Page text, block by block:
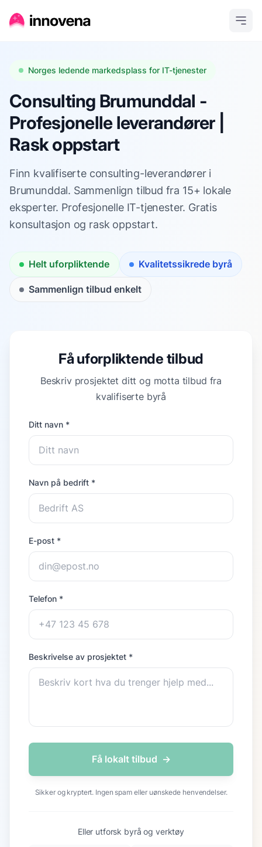
Norges ledende markedsplass for IT-tjenester
Consulting Brumunddal -
Profesjonelle leverandører |
Rask oppstart
Finn kvalifiserte consulting-leverandører i
Brumunddal. Sammenlign tilbud fra 15+ lokale
eksperter. Profesjonelle IT-tjenester. Gratis
konsultasjon og rask oppstart.
Helt uforpliktende Kvalitetssikrede byrå
Sammenlign tilbud enkelt
Få uforpliktende tilbud
Beskriv prosjektet ditt og motta tilbud fra
kvalifiserte byrå
Ditt navn *
Navn på bedrift *
E-post *
Telefon *
Beskrivelse av prosjektet *
Få lokalt tilbud →
Sikker og kryptert. Ingen spam eller uønskede henvendelser.
Eller utforsk byrå og verktøy